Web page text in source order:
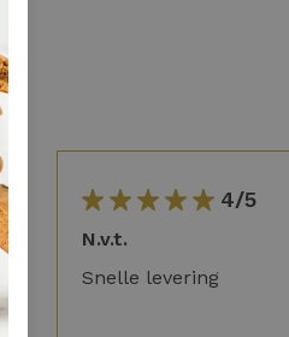
4/5
N.v.t.
Snelle levering